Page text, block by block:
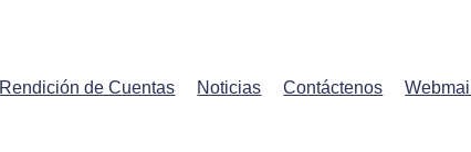
Rendición de Cuentas Noticias Contáctenos